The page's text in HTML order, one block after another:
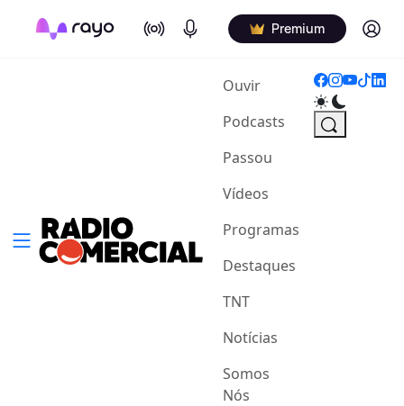
On Air Podcasts Premium Log in
Ouvir(current)
Podcasts
Passou
Vídeos
Programas
Destaques
TNT
Notícias
Somos
Nós